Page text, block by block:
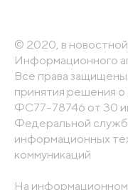
© 2020, в
Информационного
Все права
принятия решения
ФС77-78746 от 30
Федеральной
информационных
коммуникаций
На